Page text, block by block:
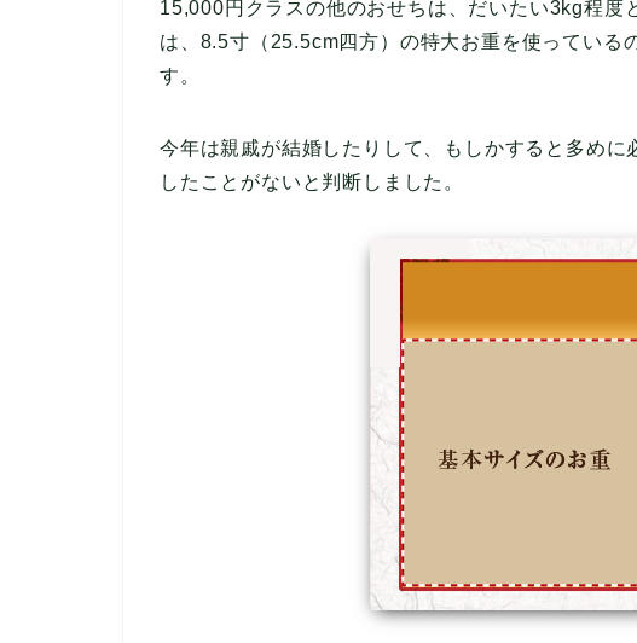
15,000円クラスの他のおせちは、だいたい3kg程度
は、8.5寸（25.5cm四方）の特大お重を使っている
す。
今年は親戚が結婚したりして、もしかすると多めに
したことがないと判断しました。